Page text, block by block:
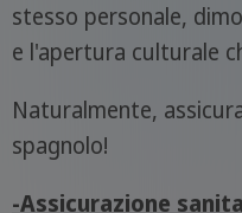
stesso personale,
e l'apertura culturale
Naturalmente,
spagnolo!
-Assicurazione